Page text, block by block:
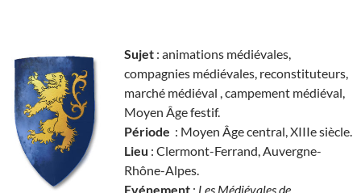
Sujet : animations médiévales,
compagnies médiévales, reconstituteurs,
marché médiéval , campement médiéval,
Moyen Âge festif.
Période : Moyen Âge central, XIIIe siècle.
Lieu : Clermont-Ferrand, Auvergne-
Rhône-Alpes.
Evénement : Les Médiévales de